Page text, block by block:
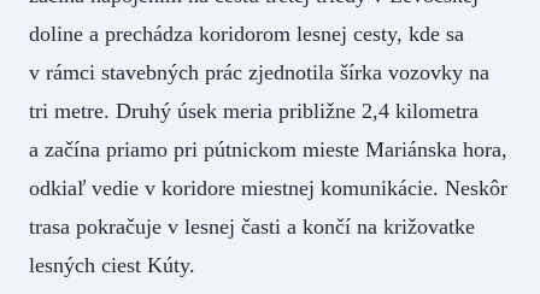
doline a prechádza koridorom lesnej cesty, kde sa
v rámci stavebných prác zjednotila šírka vozovky na
tri metre. Druhý úsek meria približne 2,4 kilometra
a začína priamo pri pútnickom mieste Mariánska hora,
odkiaľ vedie v koridore miestnej komunikácie. Neskôr
trasa pokračuje v lesnej časti a končí na križovatke
lesných ciest Kúty.